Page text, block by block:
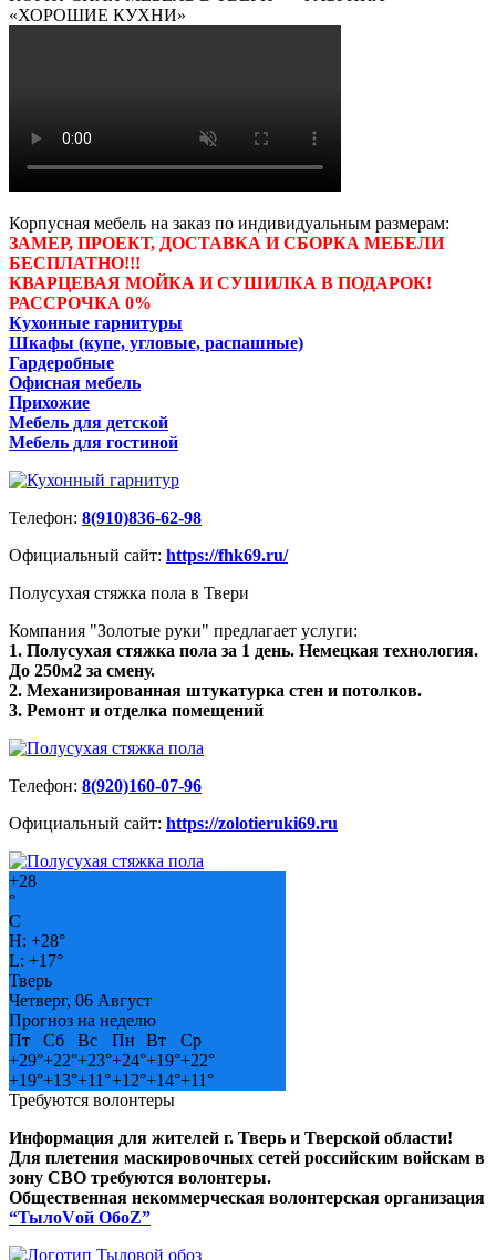
«ХОРОШИЕ КУХНИ»
Корпусная мебель на заказ по индивидуальным размерам:
ЗАМЕР, ПРОЕКТ, ДОСТАВКА И СБОРКА МЕБЕЛИ
БЕСПЛАТНО!!!
КВАРЦЕВАЯ МОЙКА И СУШИЛКА В ПОДАРОК!
РАССРОЧКА 0%
Кухонные гарнитуры
Шкафы (купе, угловые, распашные)
Гардеробные
Офисная мебель
Прихожие
Мебель для детской
Мебель для гостиной
Телефон: 8(910)836-62-98
Официальный сайт: https://fhk69.ru/
Полусухая стяжка пола в Твери
Компания "Золотые руки" предлагает услуги:
1. Полусухая стяжка пола за 1 день. Немецкая технология.
До 250м2 за смену.
2. Механизированная штукатурка стен и потолков.
3. Ремонт и отделка помещений
Телефон: 8(920)160-07-96
Официальный сайт: https://zolotieruki69.ru
+28
°
C
H: +28°
L: +17°
Тверь
Четверг, 06 Август
Прогноз на неделю
Пт
Сб Вс Пн Вт
Ср
+29°+22°+23°+24°+19°+22°
+19°+13°+11°+12°+14°+11°
Требуются волонтеры
Информация для жителей г. Тверь и Тверской области!
Для плетения маскировочных сетей российским войскам в
зону СВО требуются волонтеры.
Общественная некоммерческая волонтерская организация
“ТылоVой ОбоZ”